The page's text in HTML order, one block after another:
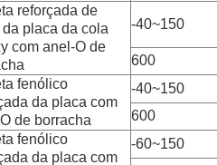
reforçada de
placa da cola
com anel-O de
-40~150
600
fenólico
da placa com
de borracha
-40~150
600
fenólico
da placa com
-60~150